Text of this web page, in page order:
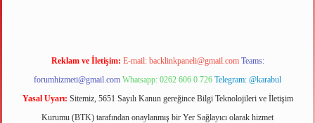
Reklam ve İletişim: E-mail: backlinkpaneli@gmail.com Teams:
forumhizmeti@gmail.com Whatsapp: 0262 606 0 726 Telegram: @karabul
Yasal Uyarı: Sitemiz, 5651 Sayılı Kanun gereğince Bilgi Teknolojileri ve İletişim
Kurumu (BTK) tarafından onaylanmış bir Yer Sağlayıcı olarak hizmet